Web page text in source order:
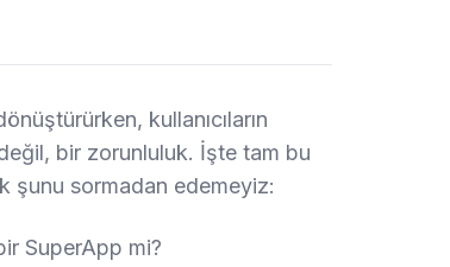
kullanıcıların
bir zorunluluk. İşte tam bu
şunu sormadan edemeyiz:
SuperApp mi?